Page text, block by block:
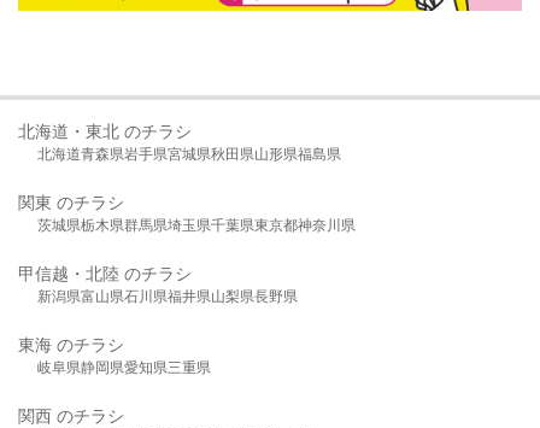
北海道・東北 のチラシ
北海道青森県岩手県宮城県秋田県山形県福島県
関東 のチラシ
茨城県栃木県群馬県埼玉県千葉県東京都神奈川県
甲信越・北陸 のチラシ
新潟県富山県石川県福井県山梨県長野県
東海 のチラシ
岐阜県静岡県愛知県三重県
関西 のチラシ